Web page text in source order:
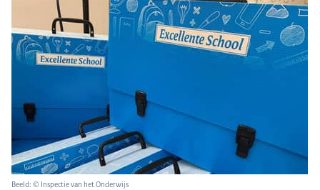
Beeld: © Inspectie van het Onderwijs